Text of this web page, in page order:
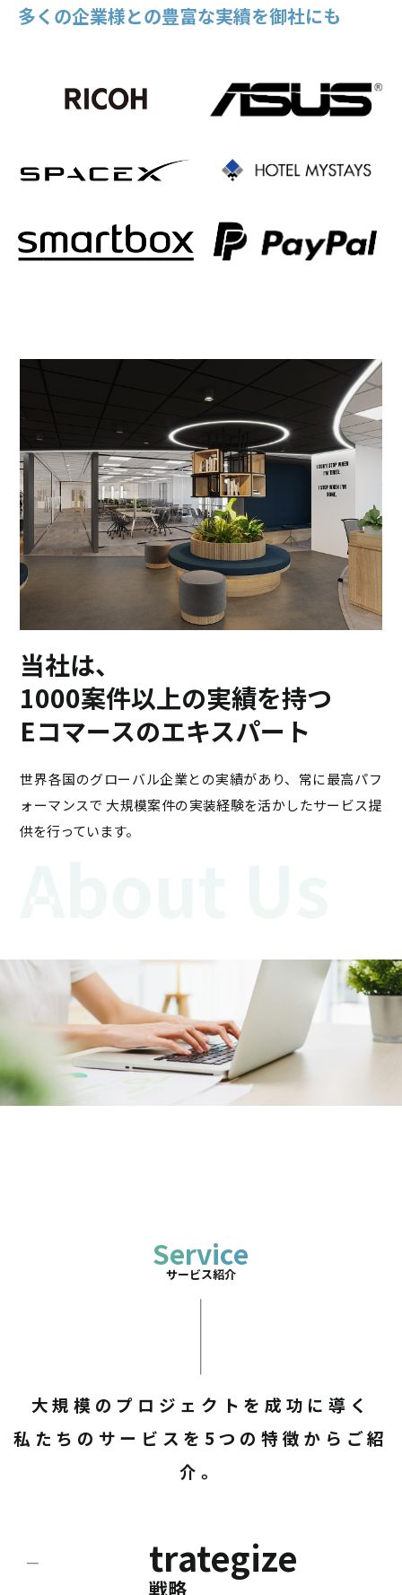
多くの企業様との豊富な実續を御社にも
当社は、
1000案件以上の実績を持つ
Eコマースのエキスパート
世界各国のグローバル企業との実績があり、常に最高パフ
ォーマンスで 大規模案件の実装経験を活かしたサービス提
供を行っています。
Service
サービス紹介
大規模のプロジェクトを成功に導く
私たちのサービスを5つの特徴からご紹
介。
trategize
戦略